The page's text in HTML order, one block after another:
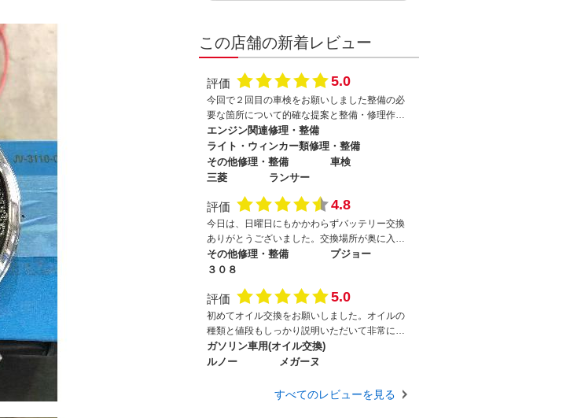
この店舗の新着レビュー
評価 5.0
今回で２回目の車検をお願いしました整備の必
要な箇所について的確な提案と整備・修理作業
をしてくださりこちらのニーズに応じた対応を
してくださいましたありがとうございましたま
た車検後に急な整備作業依頼にも迅速 丁寧に
対応してくださりとてもよくしてもらい感謝で
をこちらののんびりした都合でお店の方にご迷
惑をおかけしていることと思うのですが気長に
合わせて対応してくださり本当にありがたく感
謝してます旧車や海外製の難易度の高い整備作
業にも車のオーナーさん側の想いを汲んで高い
応されて様子が相談してる時やお店に足を運ん
だ時の社員さんや工場の様子から感じるものが
あり社名を カーオーナーズ と冠しているこ
と ぴったりの社の経営方針をよく表している
と感じてます 信頼 安心して依頼し整備作業
をお任せできるお店として今後ともお世話にな
エンジン関連修理・整備
ライト・ウィンカー類修理・整備
その他修理・整備
車検
三菱
ランサー
評価 4.8
今日は、日曜日にもかかわらずバッテリー交換
ありがとうございました。交換場所が奥に入り
込んだ所にあり、尚且つ、色々と部品を取り除
かないと交換出来ないのでご苦労をお掛け致し
その他修理・整備
プジョー
３０８
評価 5.0
初めてオイル交換をお願いしました。オイルの
種類と値段もしっかり説明いただいて非常にわ
かりやすく納得してお願いできました。またよ
ろしくお願いいたします。ありがとうございま
ガソリン車用(オイル交換)
ルノー
メガーヌ
すべてのレビューを見る